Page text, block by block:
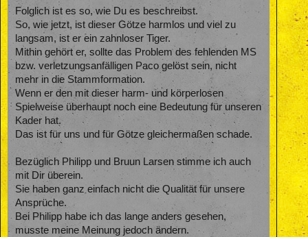
Folglich ist es so, wie Du es beschreibst.
So, wie jetzt, ist dieser Götze harmlos und viel zu
langsam, ist er ein zahnloser Tiger.
Mithin gehört er, sollte das Problem des fehlenden MS
bzw. verletzungsanfälligen Paco gelöst sein, nicht
mehr in die Stammformation.
Wenn er den mit dieser harm- und körperlosen
Spielweise überhaupt noch eine Bedeutung für unseren
Kader hat.
Das ist für uns und für Götze gleichermaßen schade.
Bezüglich Philipp und Bruun Larsen stimme ich auch
mit Dir überein.
Sie haben ganz einfach nicht die Qualität für unsere
Ansprüche.
Bei Philipp habe ich das lange anders gesehen,
musste meine Meinung jedoch ändern.